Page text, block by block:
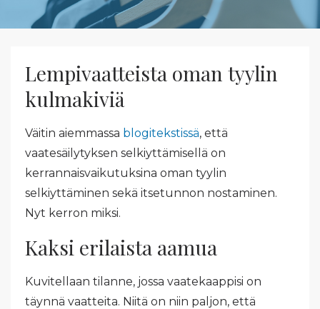
Lempivaatteista oman tyylin
kulmakiviä
Väitin aiemmassa blogitekstissä, että
vaatesäilytyksen selkiyttämisellä on
kerrannaisvaikutuksina oman tyylin
selkiyttäminen sekä itsetunnon nostaminen.
Nyt kerron miksi.
Kaksi erilaista aamua
Kuvitellaan tilanne, jossa vaatekaappisi on
täynnä vaatteita. Niitä on niin paljon, että